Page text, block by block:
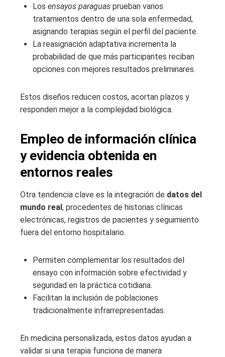
Los ensayos paraguas prueban varios
tratamientos dentro de una sola enfermedad,
asignando terapias según el perfil del paciente.
La reasignación adaptativa incrementa la
probabilidad de que más participantes reciban
opciones con mejores resultados preliminares.
Estos diseños reducen costos, acortan plazos y
responden mejor a la complejidad biológica.
Empleo de información clínica
y evidencia obtenida en
entornos reales
Otra tendencia clave es la integración de datos del
mundo real , procedentes de historias clínicas
electrónicas, registros de pacientes y seguimiento
fuera del entorno hospitalario.
Permiten complementar los resultados del
ensayo con información sobre efectividad y
seguridad en la práctica cotidiana.
Facilitan la inclusión de poblaciones
tradicionalmente infrarrepresentadas.
En medicina personalizada, estos datos ayudan a
validar si una terapia funciona de manera